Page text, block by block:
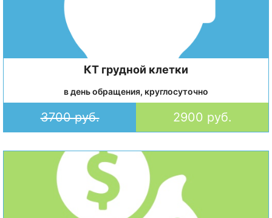
КТ грудной клетки
в день обращения, круглосуточно
3700 руб. 2900 руб.